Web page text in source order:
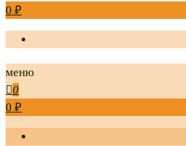
0 ₽
меню
0
0 ₽